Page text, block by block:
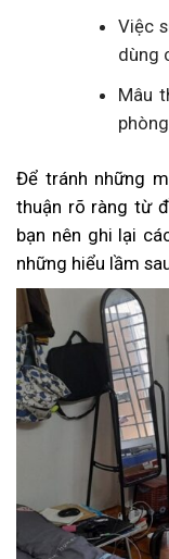
Việc
dùng
Mâu
Để tránh những
thuận rõ ràng từ
bạn nên ghi lại
những hiểu lầm